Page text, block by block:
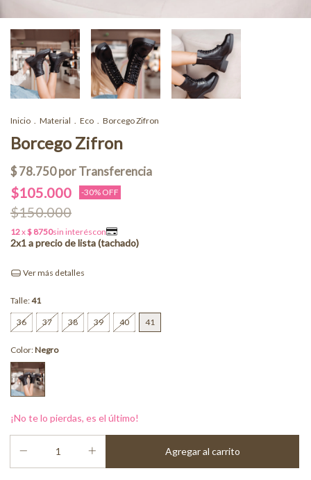
Inicio . Material . Eco . Borcego Zifron
Borcego Zifron
$105.000 -30% OFF
$150.000
Ver más detalles
Talle:41
36 37 38 39 40 41
Color:Negro
¡No te lo pierdas, es el último!